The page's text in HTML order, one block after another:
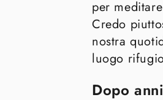
per
Credo
nostra
luogo
Dopo